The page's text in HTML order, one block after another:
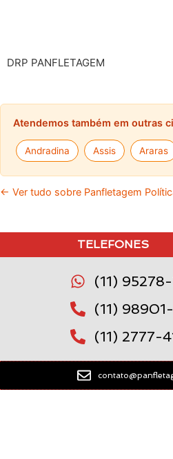
DRP PANFLETAGEM
Atendemos também em outras
Andradina Assis Araras
← Ver tudo sobre Panfletagem
TELEFONES
(11)
(11)
(11) 2777-